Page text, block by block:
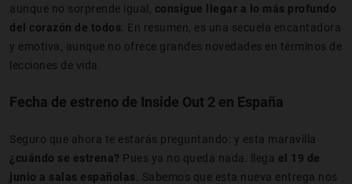
aunque no sorprende igual, consigue llegar a lo más profundo
del corazón de todos . En resumen, es una secuela encantadora
y emotiva, aunque no ofrece grandes novedades en términos de
lecciones de vida.
Fecha de estreno de Inside Out 2 en España
Seguro que ahora te estarás preguntando: y esta maravilla
¿cuándo se estrena? Pues ya no queda nada: llega el 19 de
junio a salas españolas . Sabemos que esta nueva entrega nos